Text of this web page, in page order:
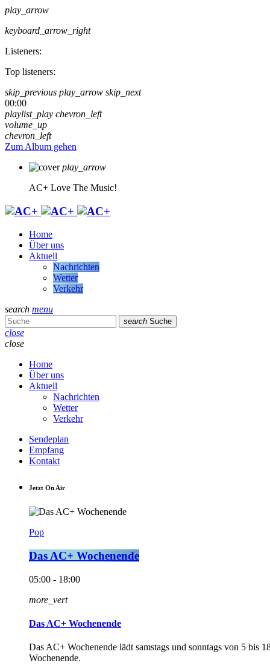
play_arrow
keyboard_arrow_right
Listeners:
Top listeners:
skip_previous play_arrow skip_next
00:00
playlist_play chevron_left
volume_up
chevron_left
Zum Album gehen
play_arrow
AC+ Love The Music!
Home
Über uns
Aktuell
Nachrichten
Wetter
Verkehr
search menu
search Suche
close
close
Home
Über uns
Aktuell
Nachrichten
Wetter
Verkehr
Sendeplan
Empfang
Kontakt
Jetzt On Air
Pop
Das AC+ Wochenende
05:00 - 18:00
more_vert
Das AC+ Wochenende
Das AC+ Wochenende lädt samstags und sonntags von 5 bis
Wochenende.